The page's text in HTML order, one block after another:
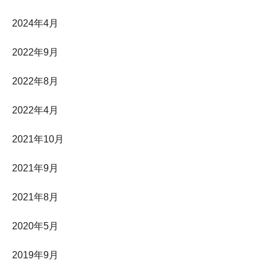
2024年4月
2022年9月
2022年8月
2022年4月
2021年10月
2021年9月
2021年8月
2020年5月
2019年9月